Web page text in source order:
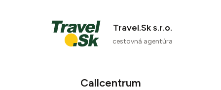
Travel.Sk s.r.o.
cestovná agentúra
Callcentrum